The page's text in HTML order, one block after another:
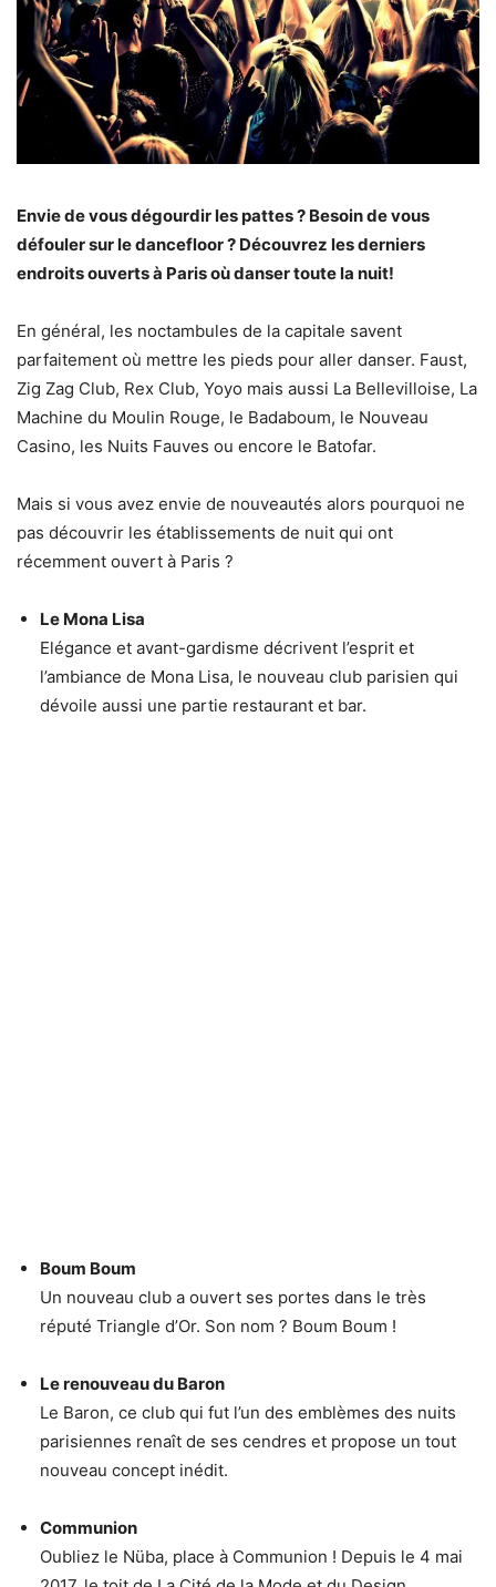
Envie de vous dégourdir les pattes ? Besoin de vous
défouler sur le dancefloor ? Découvrez les derniers
endroits ouverts à Paris où danser toute la nuit!
En général, les noctambules de la capitale savent
parfaitement où mettre les pieds pour aller danser. Faust,
Zig Zag Club, Rex Club, Yoyo mais aussi La Bellevilloise, La
Machine du Moulin Rouge, le Badaboum, le Nouveau
Casino, les Nuits Fauves ou encore le Batofar.
Mais si vous avez envie de nouveautés alors pourquoi ne
pas découvrir les établissements de nuit qui ont
récemment ouvert à Paris ?
Le Mona Lisa
Elégance et avant-gardisme décrivent l’esprit et
l’ambiance de Mona Lisa, le nouveau club parisien qui
dévoile aussi une partie restaurant et bar.
Boum Boum
Un nouveau club a ouvert ses portes dans le très
réputé Triangle d’Or. Son nom ? Boum Boum !
Le renouveau du Baron
Le Baron, ce club qui fut l’un des emblèmes des nuits
parisiennes renaît de ses cendres et propose un tout
nouveau concept inédit.
Communion
Oubliez le Nüba, place à Communion ! Depuis le 4 mai